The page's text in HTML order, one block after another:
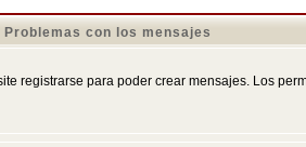
Problemas con los mensajes
para poder crear mensajes. Los